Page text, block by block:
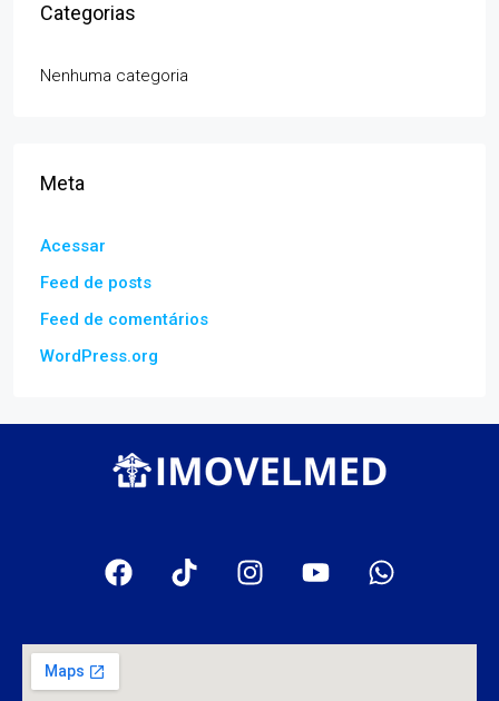
Categorias
Nenhuma categoria
Meta
Acessar
Feed de posts
Feed de comentários
WordPress.org